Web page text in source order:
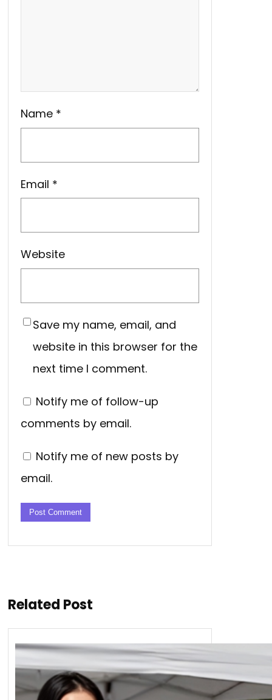
Name *
Email *
Website
Save my name, email, and
website in this browser for the
next time I comment.
Notify me of follow-up
comments by email.
Notify me of new posts by
email.
Related Post